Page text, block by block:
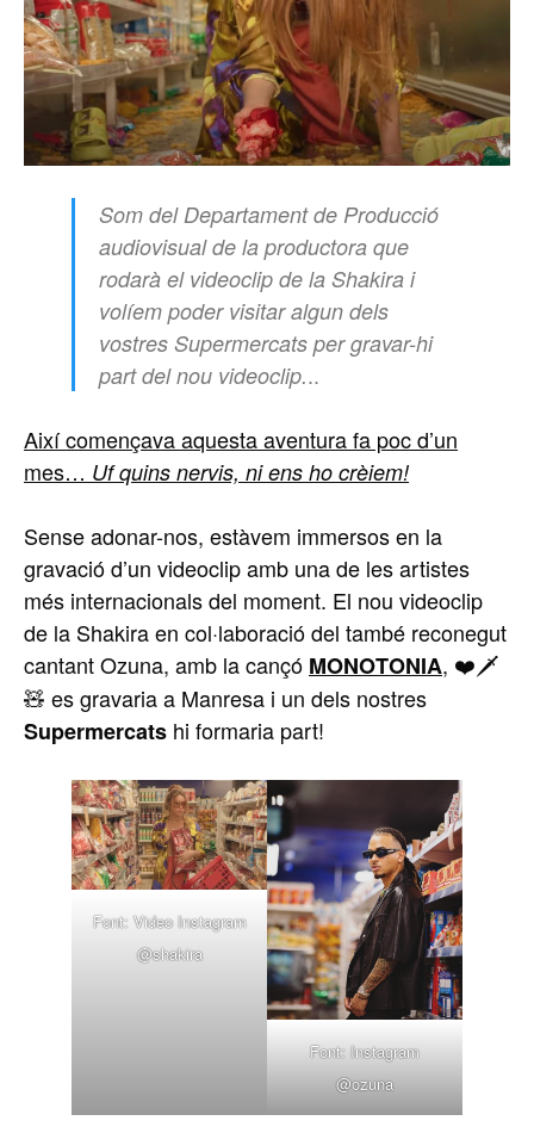
Som del Departament de Producció
audiovisual de la productora que
rodarà el videoclip de la Shakira i
volíem poder visitar algun dels
vostres Supermercats per gravar-hi
part del nou videoclip...
Així començava aquesta aventura fa poc d’un
mes… Uf quins nervis, ni ens ho crèiem!
Sense adonar-nos, estàvem immersos en la
gravació d’un videoclip amb una de les artistes
més internacionals del moment. El nou videoclip
de la Shakira en col·laboració del també reconegut
cantant Ozuna, amb la cançó MONOTONIA, ❤️🗡
🧸 es gravaria a Manresa i un dels nostres
Supermercats hi formaria part!
Font: Video Instagram
@shakira
Font: Instagram
@ozuna